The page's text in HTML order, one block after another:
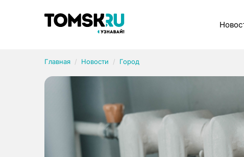
Главная Новости Город
Рубрики